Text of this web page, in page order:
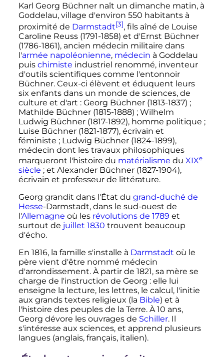
Karl Georg Büchner naît un dimanche matin, à
Goddelau, village d'environ 550 habitantsà
proximité de Darmstadt[3], fils aîné de Louise
Caroline Reuss (1791-1858) et d'Ernst Büchner
(1786-1861), ancien médecin militaire dans
l'armée napoléonienne, médecin à Goddelau
puis chimiste industriel renommé, inventeur
d'outils scientifiques comme l'entonnoir
Büchner. Ceux-ci élèvent et éduquent leurs
six enfants dans un monde de sciences, de
culture et d'art : Georg Büchner (1813-1837) ;
Mathilde Büchner (1815-1888) ; Wilhelm
Ludwig Büchner (1817-1892), homme politique ;
Luise Büchner (1821-1877), écrivain et
féministe ; Ludwig Büchner (1824-1899),
médecin dont les travaux philosophiques
marqueront l'histoire du matérialisme du XIXe
siècle ; et Alexander Büchner (1827-1904),
écrivain et professeur de littérature.
Georg grandit dans l'État du grand-duché de
Hesse-Darmstadt, dans le sud-ouest de
l'Allemagne où les révolutions de 1789 et
surtout de juillet 1830 trouvent beaucoup
d'écho.
En 1816, la famille s'installe à Darmstadt où le
père vient d'être nommé médecin
d'arrondissement. À partir de 1821, sa mère se
charge de l'instruction de Georg : elle lui
enseigne la lecture, les lettres, le calcul, l'initie
aux grands textes religieux (la Bible) et à
l'histoire des peuples de la Terre. À10 ans,
Georg dévore les ouvrages de Schiller. Il
s'intéresse aux sciences, et apprend plusieurs
langues (anglais, français, italien).